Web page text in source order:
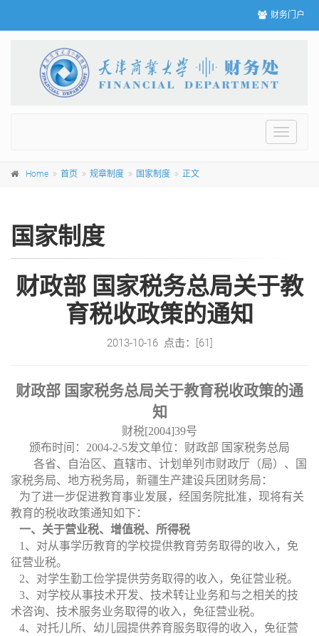
财务门户
Toggle
Home 首页 规章制度 国家制度 正文
国家制度
财政部 国家税务总局关于教
育税收政策的通知
2013-10-16 点击：[61]
财政部 国家税务总局关于教育税收政策的通
知
财税[2004]39号
颁布时间： 2004-2-5发文单位：财政部 国家税务总局
各省、自治区、直辖市、计划单列市财政厅（局）、国
家税务局、地方税务局，新疆生产建设兵团财务局：
为了进一步促进教育事业发展，经国务院批准，现将有关
教育的税收政策通知如下：
一、关于营业税、增值税、所得税
1 、对从事学历教育的学校提供教育劳务取得的收入，免
征营业税。
2、对学生勤工俭学提供劳务取得的收入，免征营业税。
3、对学校从事技术开发、技术转让业务和与之相关的技
术咨询、技术服务业务取得的收入，免征营业税。
4、对托儿所、幼儿园提供养育服务取得的收入，免征营